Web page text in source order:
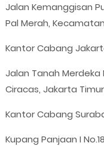
Jalan Kemanggisan
Pal Merah,
Kantor Cabang
Jalan Tanah Merdeka
Ciracas, Jakarta Timur
Kantor Cabang
Kupang Panjaan I